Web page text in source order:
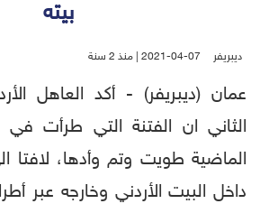
بيته
ديبريفر 2021-04-07 | منذ 2 سنة
عمان (ديبريفر) - أكد العاهل
الثاني ان الفتنة التي طرأت في
الماضية طويت وتم وأدها، لافتا
داخل البيت الأردني وخارجه عبر